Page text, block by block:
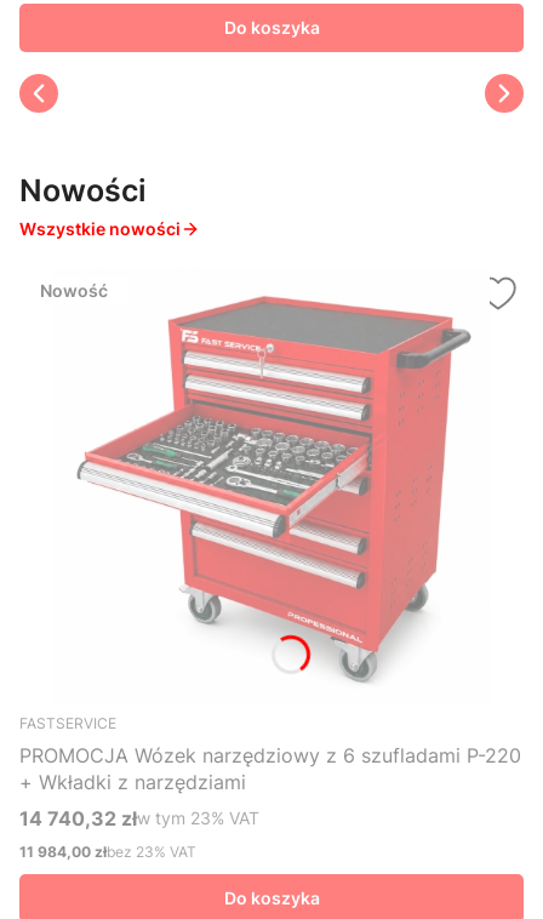
Do koszyka
Nowości
Wszystkie nowości
Nowość
FASTSERVICE
PROMOCJA Wózek narzędziowy z 6 szufladami P-220
+ Wkładki z narzędziami
Cena brutto
14 740,32 złw tym %s VAT
w tym 23% VAT
Cena netto
11 984,00 złbez 23% VAT
Do koszyka